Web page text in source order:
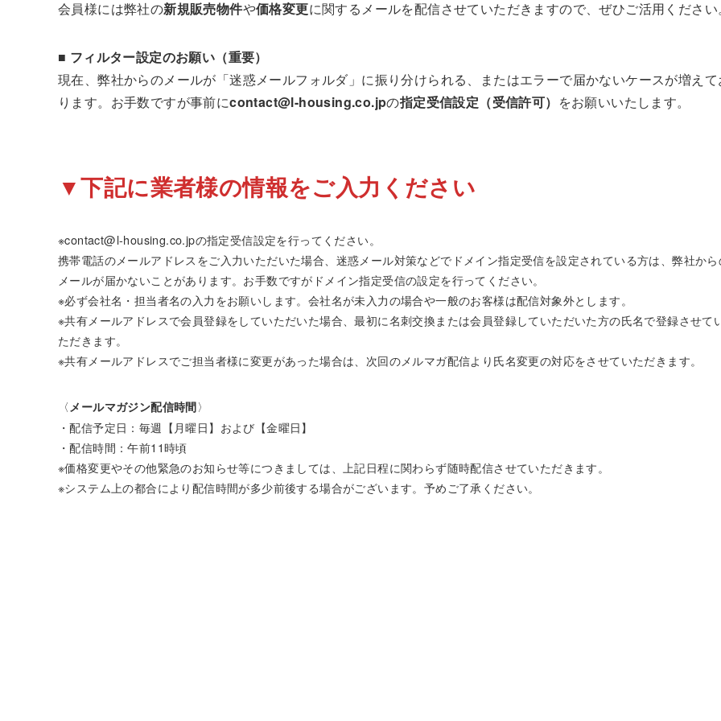
会員様には弊社の新規販売物件や価格変更に関するメールを配信させていただきますので、ぜひご活用ください。
■ フィルター設定のお願い（重要）
現在、弊社からのメールが「迷惑メールフォルダ」に振り分けられる、またはエラーで届かないケースが増えて
ります。お手数ですが事前にcontact@l-housing.co.jpの指定受信設定（受信許可） をお願いいたします。
▼下記に業者様の情報をご入力ください
※contact@l-housing.co.jpの指定受信設定を行ってください。
携帯電話のメールアドレスをご入力いただいた場合、迷惑メール対策などでドメイン指定受信を設定されている方は、弊社か
メールが届かないことがあります。お手数ですがドメイン指定受信の設定を行ってください。
※必ず会社名・担当者名の入力をお願いします。会社名が未入力の場合や一般のお客様は配信対象外とします。
※共有メールアドレスで会員登録をしていただいた場合、最初に名刺交換または会員登録していただいた方の氏名で登録させて
ただきます。
※共有メールアドレスでご担当者様に変更があった場合は、次回のメルマガ配信より氏名変更の対応をさせていただきます。
〈 メールマガジン配信時間〉
・配信予定日：毎週【月曜日】および【金曜日】
・配信時間：午前11時頃
※価格変更やその他緊急のお知らせ等につきましては、上記日程に関わらず随時配信させていただきます。
※システム上の都合により配信時間が多少前後する場合がございます。予めご了承ください。